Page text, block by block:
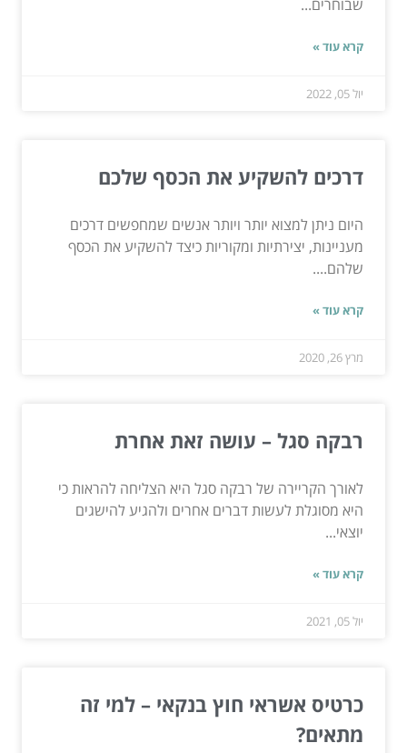
שבוחרים...
קרא עוד »
יול 05, 2022
דרכים להשקיע את הכסף שלכם
היום ניתן למצוא יותר ויותר אנשים שמחפשים דרכים
מעניינות, יצירתיות ומקוריות כיצד להשקיע את הכסף
שלהם....
קרא עוד »
מרץ 26, 2020
רבקה סגל – עושה זאת אחרת
לאורך הקריירה של רבקה סגל היא הצליחה להראות כי
היא מסוגלת לעשות דברים אחרים ולהגיע להישגים
יוצאי...
קרא עוד »
יול 05, 2021
כרטיס אשראי חוץ בנקאי – למי זה
מתאים?